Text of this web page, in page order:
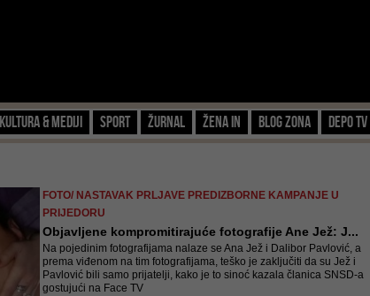
Kultura & Mediji Sport Žurnal Žena IN Blog zona Depo TV
FOTO/ NASTAVAK PRLJAVE PREDIZBORNE KAMPANJE U
PRIJEDORU
Objavljene kompromitirajuće fotografije Ane Jež: J...
Na pojedinim fotografijama nalaze se Ana Jež i Dalibor Pavlović, a
prema viđenom na tim fotografijama, teško je zaključiti da su Jež i
Pavlović bili samo prijatelji, kako je to sinoć kazala članica SNSD-a
gostujući na Face TV